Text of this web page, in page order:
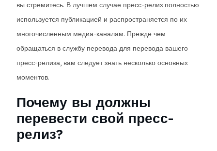
вы стремитесь. В лучшем случае пресс-релиз полностью
используется публикацией и распространяется по их
многочисленным медиа-каналам. Прежде чем
обращаться в службу перевода для перевода вашего
пресс-релиза, вам следует знать несколько основных
моментов.
Почему вы должны
перевести свой пресс-
релиз?